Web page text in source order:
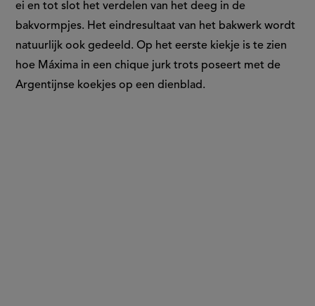
ei en tot slot het verdelen van het deeg in de
bakvormpjes. Het eindresultaat van het bakwerk wordt
natuurlijk ook gedeeld. Op het eerste kiekje is te zien
hoe Máxima in een chique jurk trots poseert met de
Argentijnse koekjes op een dienblad.